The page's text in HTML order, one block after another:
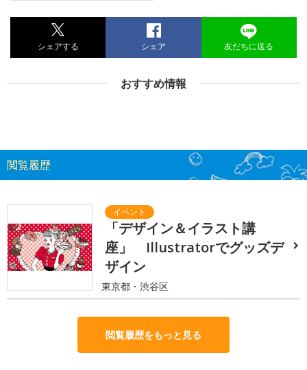
シェアする シェア 友だちに送る
おすすめ情報
閲覧履歴
「デザイン＆イラスト講
座」 Illustratorでグッズデ
ザイン
東京都・渋谷区
閲覧履歴をもっと見る